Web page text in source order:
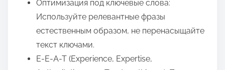
Оптимизация под ключевые слова:
Используйте релевантные фразы
естественным образом, не перенасыщайте
текст ключами.
E-E-A-T (Experience, Expertise,